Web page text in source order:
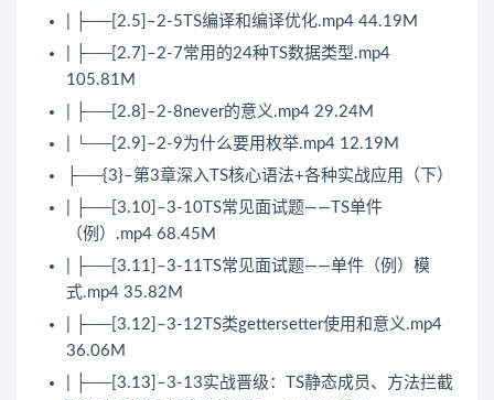
| ├──[2.5]–2-5TS编译和编译优化.mp4 44.19M
| ├──[2.7]–2-7常用的24种TS数据类型.mp4
105.81M
| ├──[2.8]–2-8never的意义.mp4 29.24M
| └──[2.9]–2-9为什么要用枚举.mp4 12.19M
├──{3}–第3章深入TS核心语法+各种实战应用（下）
| ├──[3.10]–3-10TS常见面试题——TS单件
（例）.mp4 68.45M
| ├──[3.11]–3-11TS常见面试题——单件（例）模
式.mp4 35.82M
| ├──[3.12]–3-12TS类gettersetter使用和意义.mp4
36.06M
| ├──[3.13]–3-13实战晋级：TS静态成员、方法拦截